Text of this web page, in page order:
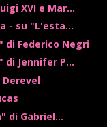
XVI e Mar...
- su "L'esta...
di Federico Negri
Jennifer P...
di Gabriel...